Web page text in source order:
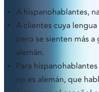
A hispanohablantes,
A clientes cuya
pero se sienten más
alemán.
Para
no es alemán, que